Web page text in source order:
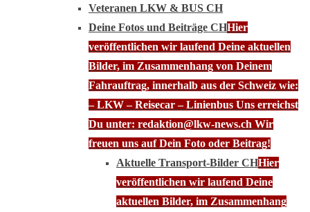
Veteranen LKW & BUS CH
Deine Fotos und Beiträge CHHier
veröffentlichen wir laufend Deine aktuellen
Bilder, im Zusammenhang von Deinem
Fahrauftrag, innerhalb aus der Schweiz wie:
– LKW – Reisecar – Linienbus Uns erreichst
Du unter: redaktion@lkw-news.ch Wir
freuen uns auf Dein Foto oder Beitrag!
Aktuelle Transport-Bilder CHHier
veröffentlichen wir laufend Deine
aktuellen Bilder, im Zusammenhang